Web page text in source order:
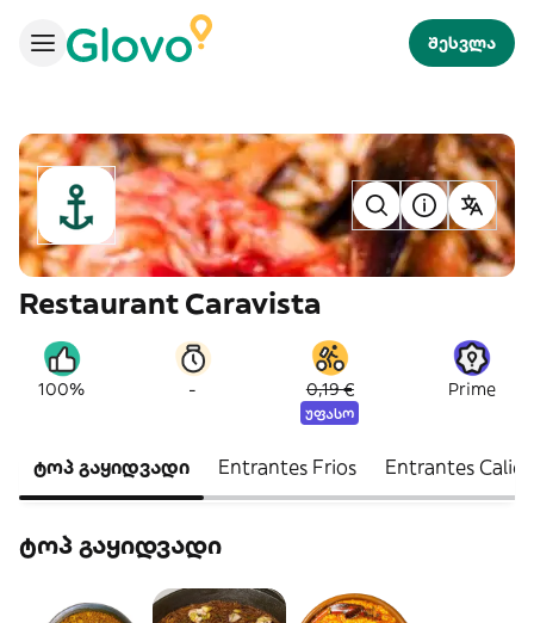
შესვლა
Restaurant Caravista
100% - 0,19 €
უფასო
Prime
ტოპ გაყიდვადი Entrantes Frios Entrantes
ტოპ გაყიდვადი